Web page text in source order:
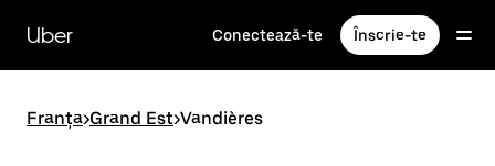
direct
conținutul
principal
Uber Conectează-te Înscrie-te
Franța>Grand Est>Vandières